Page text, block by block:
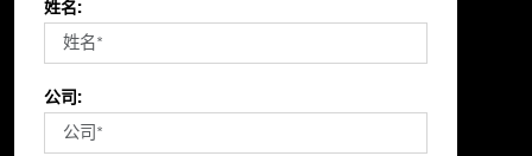
姓名:
公司: